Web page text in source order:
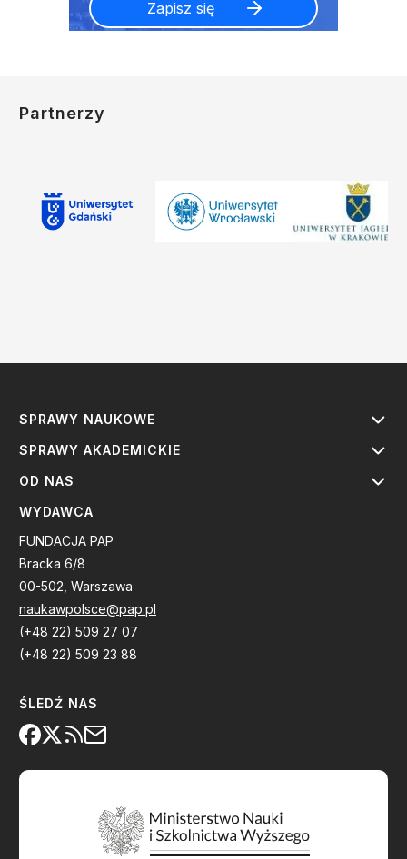
Partnerzy
SPRAWY NAUKOWE
SPRAWY AKADEMICKIE
OD NAS
WYDAWCA
FUNDACJA PAP
Bracka 6/8
00-502, Warszawa
naukawpolsce@pap.pl
(+48 22) 509 27 07
(+48 22) 509 23 88
ŚLEDŹ NAS